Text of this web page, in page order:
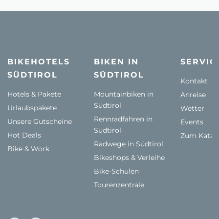
BIKEHOTELS
SÜDTIROL
Hotels & Pakete
Urlaubspakete
Unsere Gutscheine
Hot Deals
Bike & Work
BIKEN IN
SÜDTIROL
Mountainbiken in
Südtirol
Rennradfahren in
Südtirol
Radwege in Südtirol
Bikeshops & Verleihe
Bike-Schulen
Tourenzentrale
Kontakt
Anreise
Wetter
Events
Zum